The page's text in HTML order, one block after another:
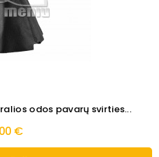
odos pavarų svirties...
€